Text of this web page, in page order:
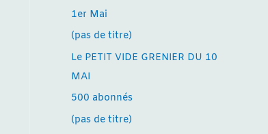
1er Mai
(pas de titre)
Le PETIT VIDE GRENIER DU 10
MAI
500 abonnés
(pas de titre)